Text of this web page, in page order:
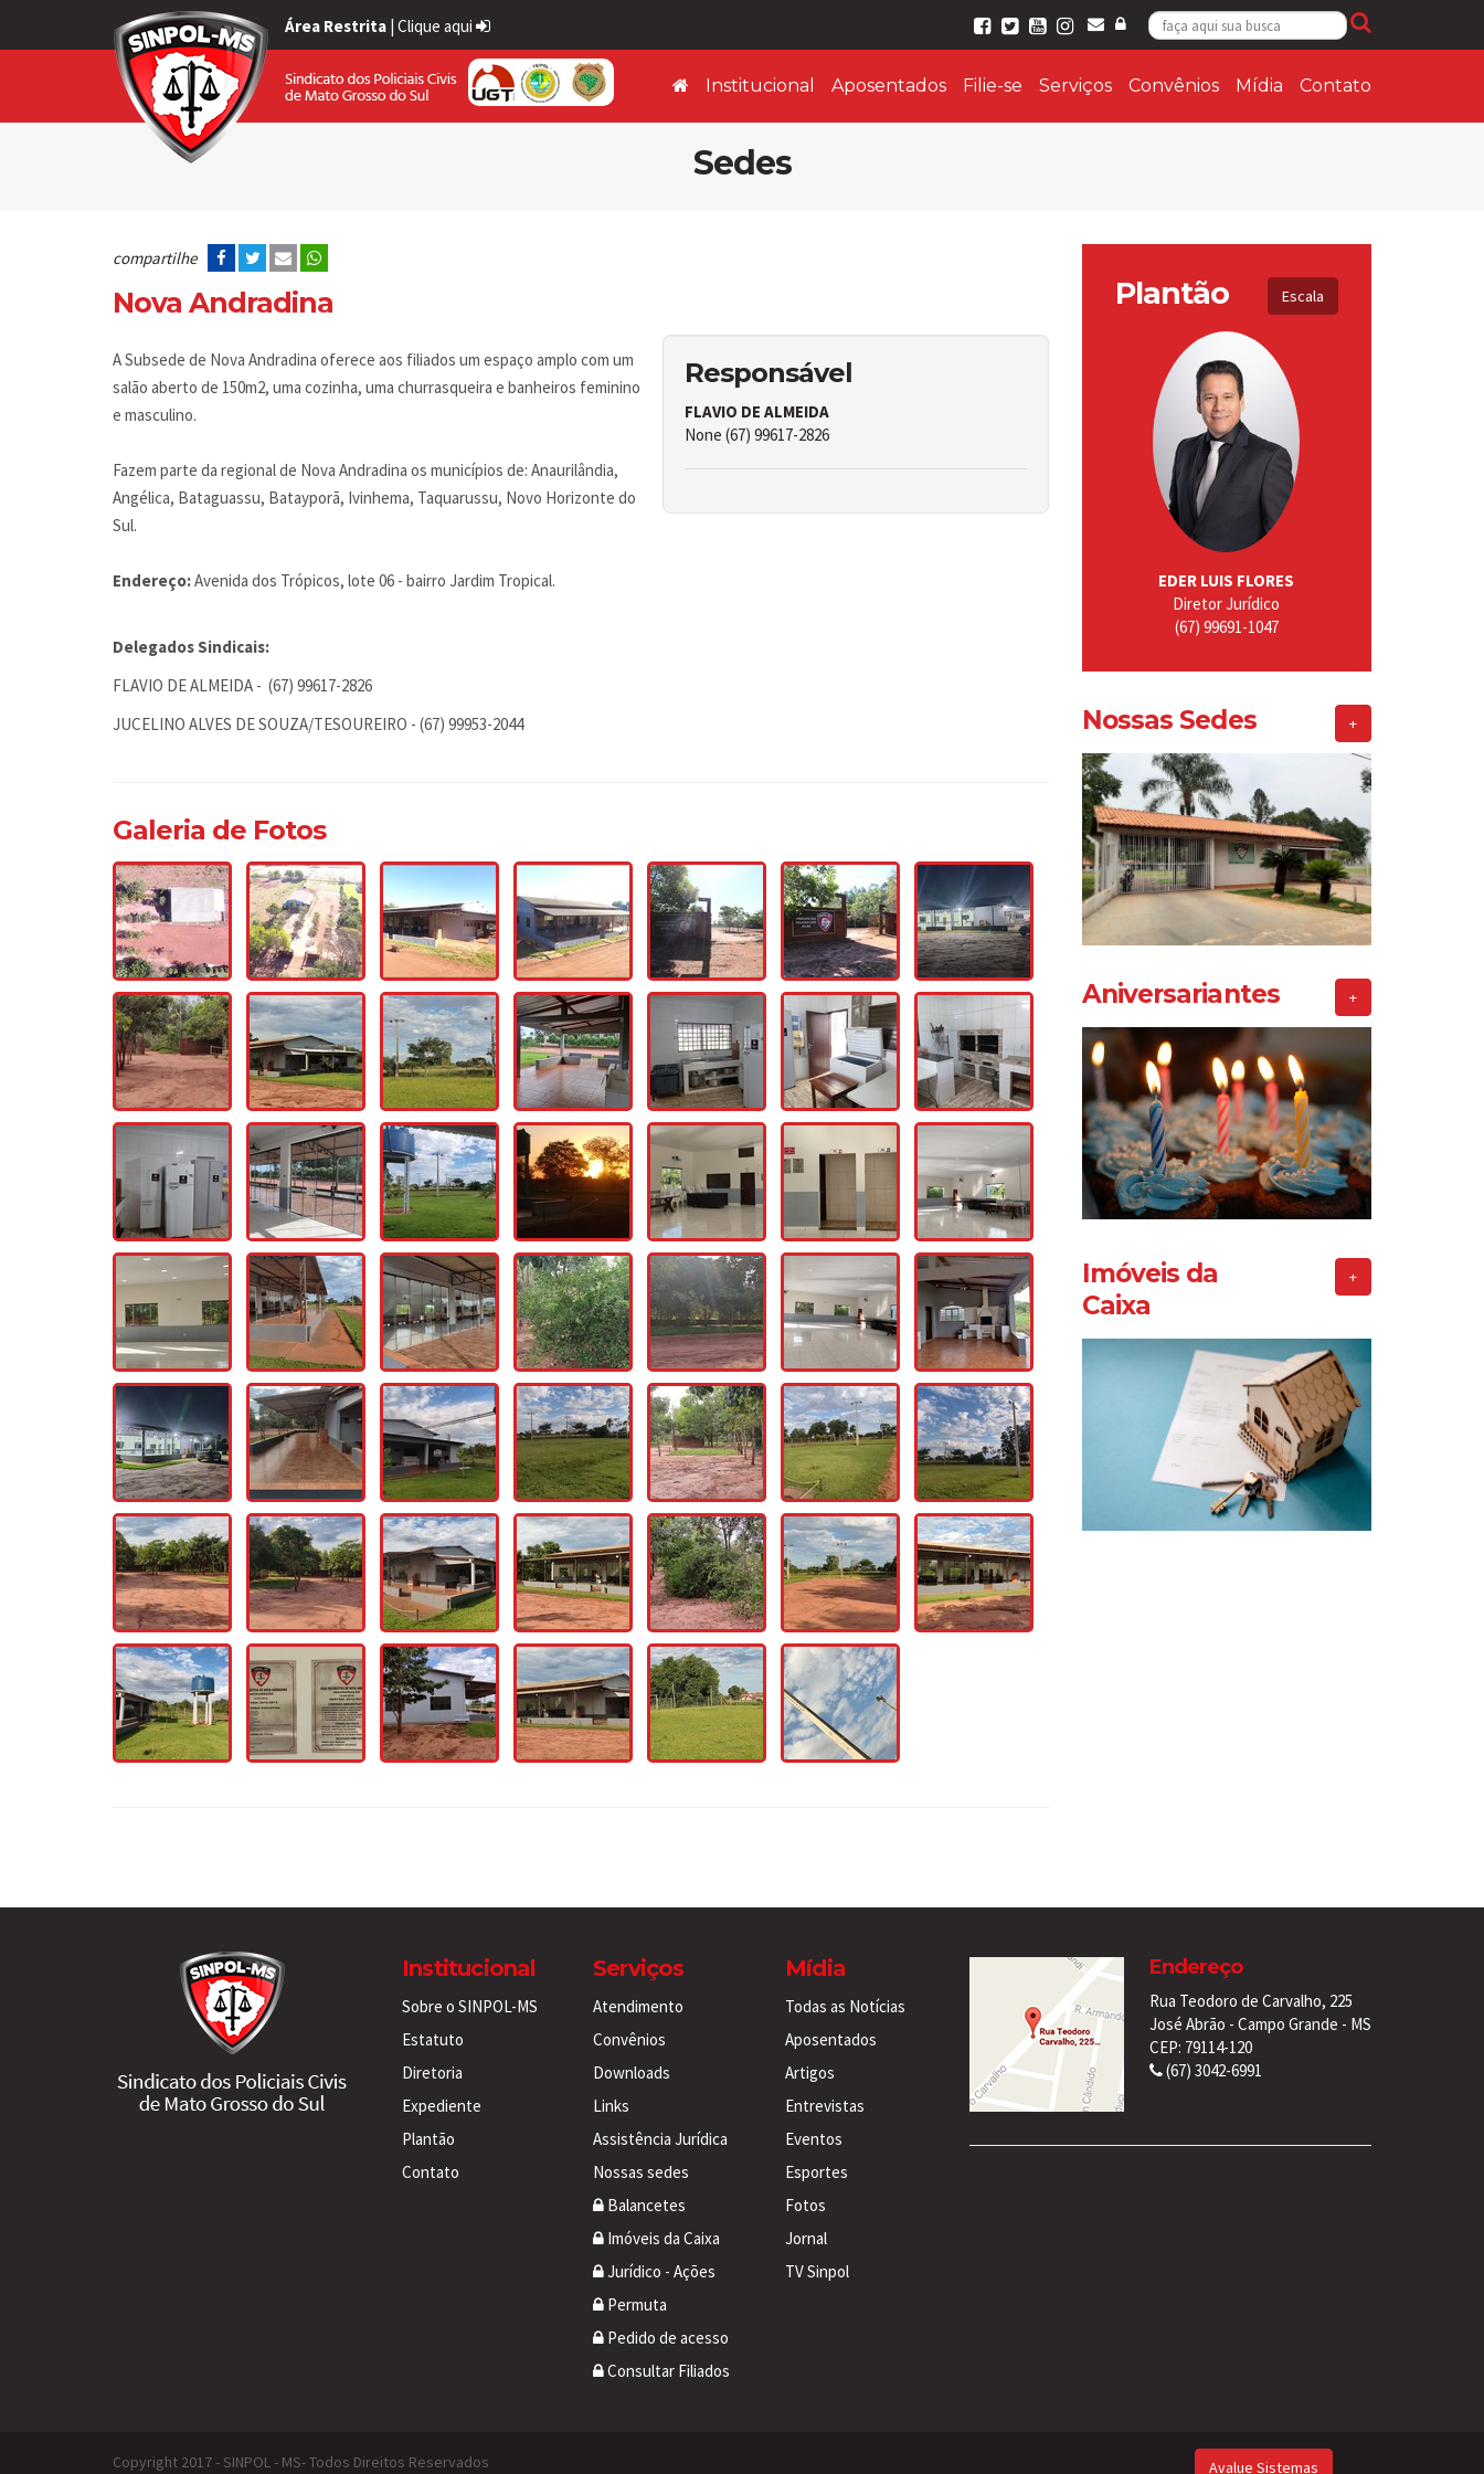
Área Restrita | Clique aqui
Institucional Aposentados Filie-se Serviços Convênios Mídia Contato
Sedes
compartilhe
Nova Andradina
Responsável
FLAVIO DE ALMEIDA
None (67) 99617-2826
A Subsede de Nova Andradina oferece aos filiados um espaço amplo com um
salão aberto de 150m2, uma cozinha, uma churrasqueira e banheiros feminino
e masculino.
Fazem parte da regional de Nova Andradina os municípios de: Anaurilândia,
Angélica, Bataguassu, Batayporã, Ivinhema, Taquarussu, Novo Horizonte do
Sul.
Endereço:Avenida dos Trópicos, lote 06 - bairro Jardim Tropical.
Delegados Sindicais:
FLAVIO DE ALMEIDA - (67) 99617-2826
JUCELINO ALVES DE SOUZA/TESOUREIRO - (67) 99953-2044
Galeria de Fotos
Plantão Escala
EDER LUIS FLORES
Diretor Jurídico
(67) 99691-1047
Nossas Sedes +
Aniversariantes +
Imóveis da
Caixa
+
Institucional
Sobre o SINPOL-MS
Estatuto
Diretoria
Expediente
Plantão
Contato
Serviços
Atendimento
Convênios
Downloads
Links
Assistência Jurídica
Nossas sedes
Balancetes
Imóveis da Caixa
Jurídico - Ações
Permuta
Pedido de acesso
Consultar Filiados
Mídia
Todas as Notícias
Aposentados
Artigos
Entrevistas
Eventos
Esportes
Fotos
Jornal
TV Sinpol
Endereço
Rua Teodoro de Carvalho, 225
José Abrão - Campo Grande - MS
CEP: 79114-120
(67) 3042-6991
Copyright 2017 - SINPOL - MS- Todos Direitos Reservados Avalue Sistemas